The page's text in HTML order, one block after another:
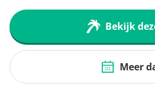
Bekijk
Meer